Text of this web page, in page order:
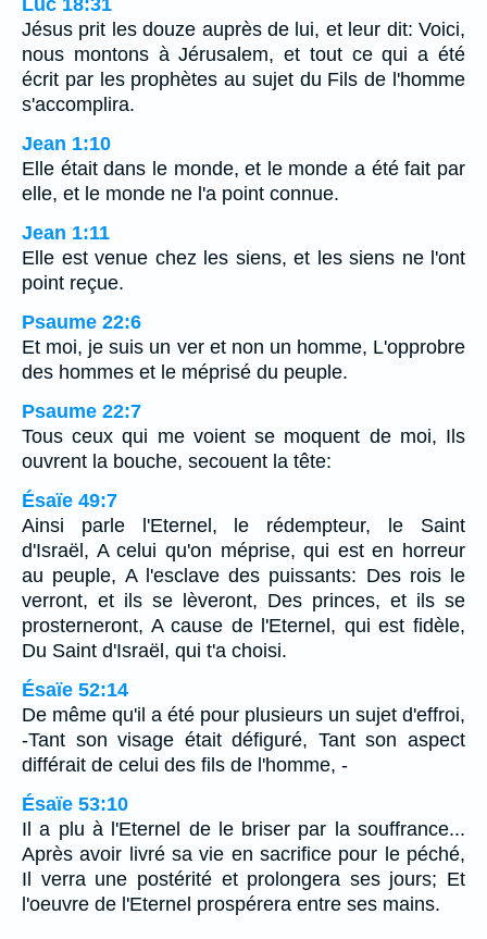
Jésus prit les douze auprès de lui, et leur dit: Voici,
nous montons à Jérusalem, et tout ce qui a été
écrit par les prophètes au sujet du Fils de l'homme
s'accomplira.
Jean 1:10
Elle était dans le monde, et le monde a été fait par
elle, et le monde ne l'a point connue.
Jean 1:11
Elle est venue chez les siens, et les siens ne l'ont
point reçue.
Psaume 22:6
Et moi, je suis un ver et non un homme, L'opprobre
des hommes et le méprisé du peuple.
Psaume 22:7
Tous ceux qui me voient se moquent de moi, Ils
ouvrent la bouche, secouent la tête:
Ésaïe 49:7
Ainsi parle l'Eternel, le rédempteur, le Saint
d'Israël, A celui qu'on méprise, qui est en horreur
au peuple, A l'esclave des puissants: Des rois le
verront, et ils se lèveront, Des princes, et ils se
prosterneront, A cause de l'Eternel, qui est fidèle,
Du Saint d'Israël, qui t'a choisi.
Ésaïe 52:14
De même qu'il a été pour plusieurs un sujet d'effroi,
-Tant son visage était défiguré, Tant son aspect
différait de celui des fils de l'homme, -
Ésaïe 53:10
Il a plu à l'Eternel de le briser par la souffrance...
Après avoir livré sa vie en sacrifice pour le péché,
Il verra une postérité et prolongera ses jours; Et
l'oeuvre de l'Eternel prospérera entre ses mains.